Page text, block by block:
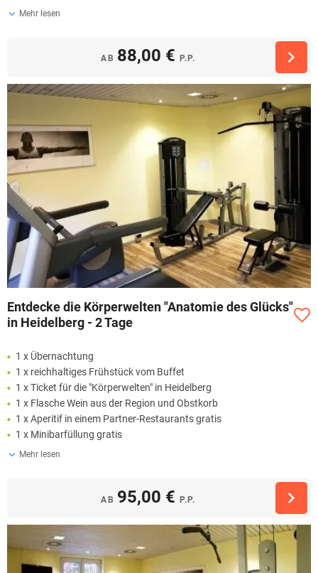
Mehr lesen
AB 88,00 € P.P.
Entdecke die Körperwelten "Anatomie des Glücks"
in Heidelberg - 2 Tage
1 x Übernachtung
1 x reichhaltiges Frühstück vom Buffet
1 x Ticket für die "Körperwelten" in Heidelberg
1 x Flasche Wein aus der Region und Obstkorb
1 x Aperitif in einem Partner-Restaurants gratis
1 x Minibarfüllung gratis
Mehr lesen
AB 95,00 € P.P.